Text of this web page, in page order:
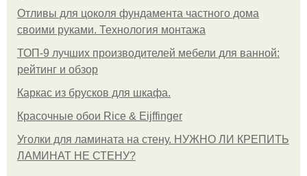
Отливы для цоколя фундамента частного дома
своими руками. Технология монтажа
ТОП-9 лучших производителей мебели для ванной:
рейтинг и обзор
Каркас из брусков для шкафа.
Красочные обои Rice & Eijffinger
Уголки для ламината на стену. НУЖНО ЛИ КРЕПИТЬ
ЛАМИНАТ НЕ СТЕНУ?